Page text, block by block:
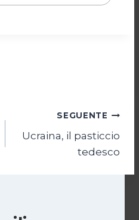
SEGUENTE
Ucraina, il pasticcio
tedesco